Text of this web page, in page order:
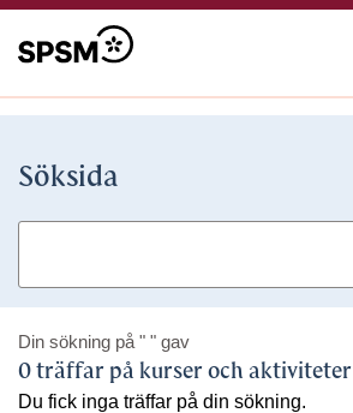
Söksida
Din sökning på " " gav
0 träffar på kurser och aktiviteter
Du fick inga träffar på din sökning.